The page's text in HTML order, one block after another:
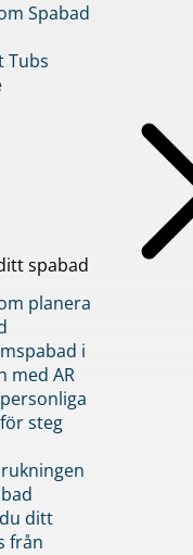
Spabad
Tubs
spabad
planera
i
med AR
steg
ditt
från